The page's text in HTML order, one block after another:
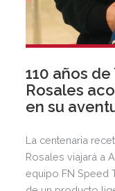
110 años
Rosales
en su
La centenaria
Rosales viajará a
equipo FN Speed